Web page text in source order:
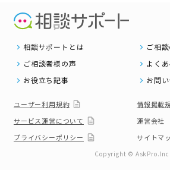
相談サポートとは
ご相
ご相談者様の声
よく
お役立ち記事
お問
ユーザー利用規約
情報掲載
サービス運営について
運営会社
プライバシーポリシー
サイトマ
Copyright © AskPro.Inc.